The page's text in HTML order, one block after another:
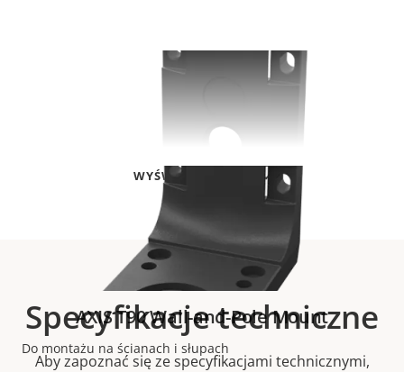
WYŚWIETL WIĘCEJ
AXIS T90 Wall-and-Pole Mount
Do montażu na ścianach i słupach
Specyfikacje techniczne
Aby zapoznać się ze specyfikacjami technicznymi,